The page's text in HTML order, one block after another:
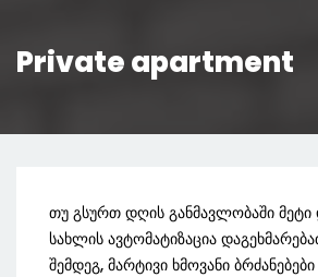
Private apartment
თუ გსურთ დღის განმავლობაში
სახლის ავტომატიზაცია
შემდეგ, მარტივი ხმოვანი